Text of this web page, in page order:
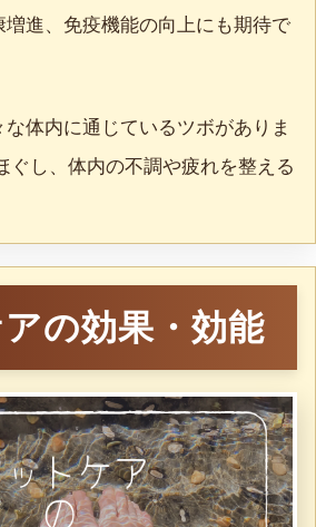
増進、免疫機能の向上にも期待で
体内に通じているツボがありま
ぐし、体内の不調や疲れを整える
の効果・効能